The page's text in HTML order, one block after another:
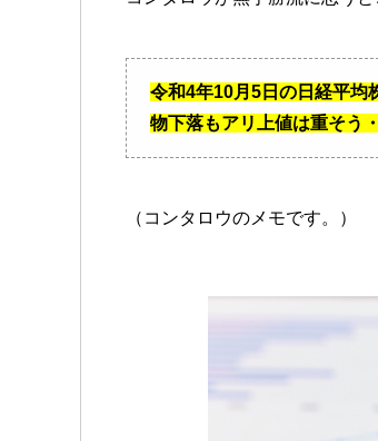
令和4年10月5日の日経平均
物下落もアリ上値は重そう
（コンタロウのメモです。）